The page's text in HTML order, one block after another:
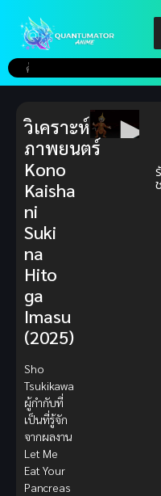
วิเคราะห์
ภาพยนตร์
Kono
Kaisha
ni
Suki
na
Hito
ga
Imasu
(2025)
Sho
Tsukikawa
ผู้กำกับที่
เป็นที่รู้จัก
จากผลงาน
Let Me
Eat Your
Pancreas